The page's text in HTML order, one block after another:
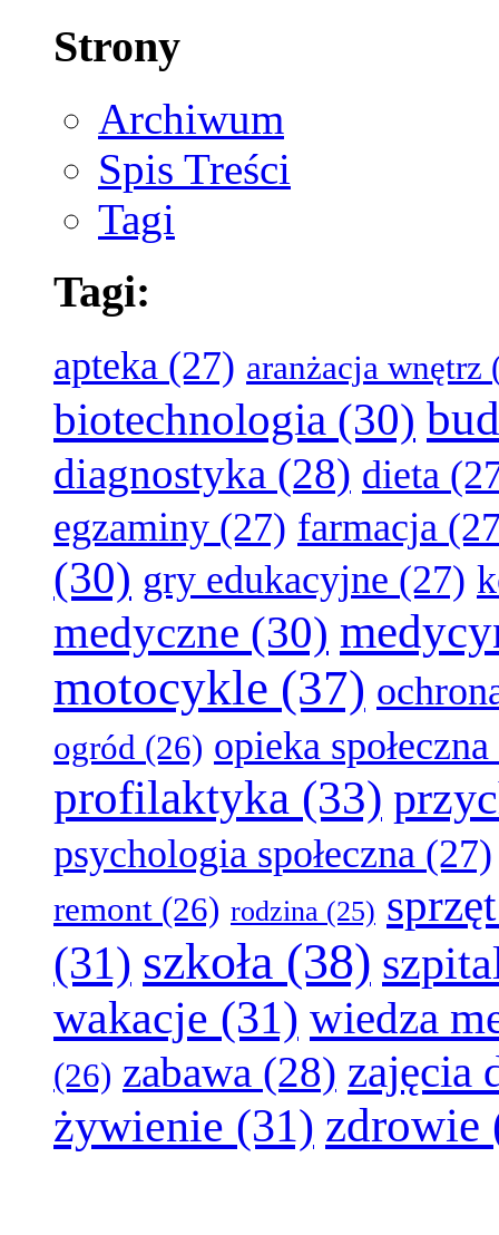
Strony
Archiwum
Spis Treści
Tagi
Tagi:
apteka (27) aranżacja wnętrz
biotechnologia (30)
diagnostyka (28) dieta
egzaminy (27) farmacja
(30) gry edukacyjne (27)
medyczne (30)
motocykle (37)
ogród (26) opieka społeczna
profilaktyka (33)
psychologia społeczna (27)
remont (26) rodzina (25)
(31) szkoła (38)
wakacje (31) wiedza
(26) zabawa (28) zajęcia
żywienie (31) zdrowie